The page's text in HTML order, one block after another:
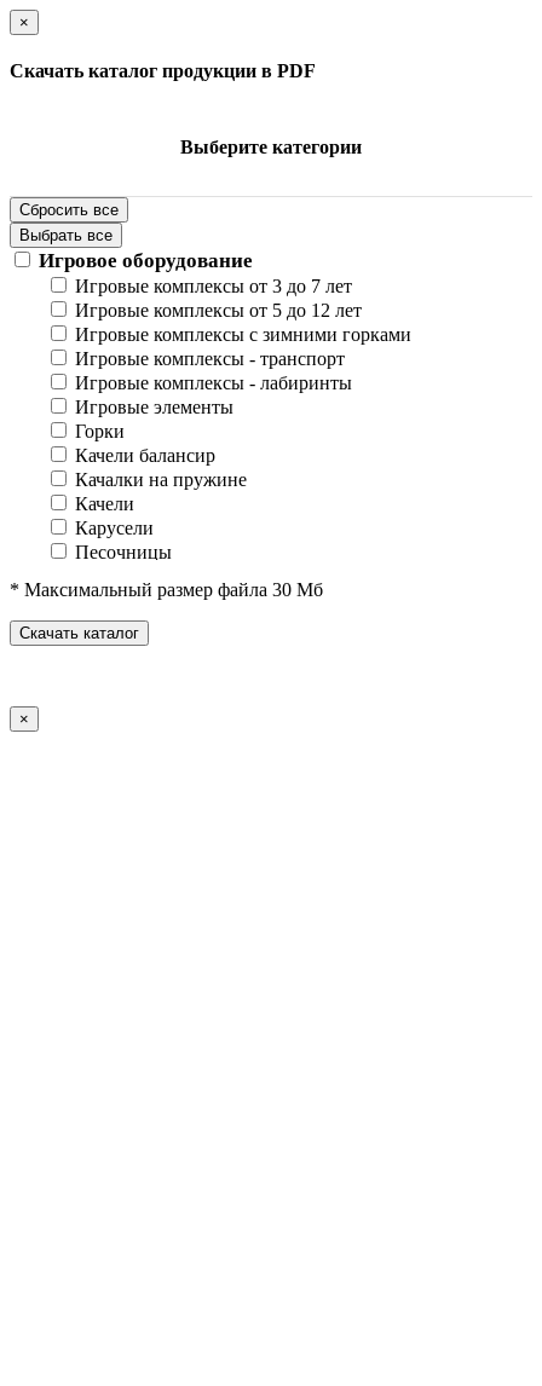
×
Скачать каталог продукции в PDF
Выберите категории
Сбросить все
Выбрать все
Игровое оборудование
Игровые комплексы от 3 до 7 лет
Игровые комплексы от 5 до 12 лет
Игровые комплексы с зимними горками
Игровые комплексы - транспорт
Игровые комплексы - лабиринты
Игровые элементы
Горки
Качели балансир
Качалки на пружине
Качели
Карусели
Песочницы
Домики-беседки
Детские столики и скамьи
Теневые навесы и сцены
* Максимальный размер файла 30 Мб
Скачать каталог
×